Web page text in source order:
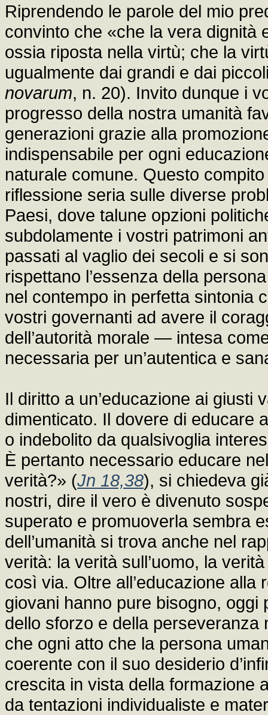
Riprendendo le parole del mio
convinto che «che la vera dignità
ossia riposta nella virtù; che la
ugualmente dai grandi e dai
novarum, n. 20). Invito dunque i
progresso della nostra umanità
generazioni grazie alla
indispensabile per ogni
naturale comune. Questo
riflessione seria sulle diverse
Paesi, dove talune opzioni
subdolamente i vostri patrimoni
passati al vaglio dei secoli e si
rispettano l’essenza della
nel contempo in perfetta sintonia
vostri governanti ad avere il
dell’autorità morale — intesa
necessaria per un’autentica e
Il diritto a un’educazione ai giusti
dimenticato. Il dovere di educare
o indebolito da qualsivoglia
È pertanto necessario educare
verità?» (Jn 18,38), si chiedeva
nostri, dire il vero è divenuto
superato e promuoverla sembra
dell’umanità si trova anche nel
verità: la verità sull’uomo, la
così via. Oltre all’educazione alla
giovani hanno pure bisogno,
dello sforzo e della
che ogni atto che la persona
coerente con il suo desiderio
crescita in vista della formazione
da tentazioni individualiste e